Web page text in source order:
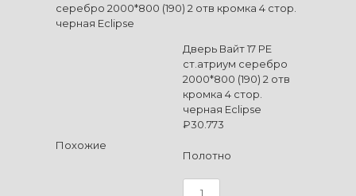
серебро 2000*800 (190) 2 отв кромка 4 стор.
черная Eclipse
Дверь Вайт 17 PE
ст.атриум серебро
2000*800 (190) 2 отв
кромка 4 стор.
черная Eclipse
₽30.773
Полотно
Похожие